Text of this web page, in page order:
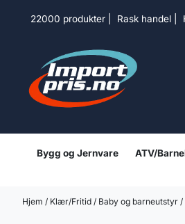
Hopp til innhold
22000 produkter | Rask handel |
Bygg og Jernvare ATV/
Hjem / Klær/Fritid / Baby og barneutstyr /